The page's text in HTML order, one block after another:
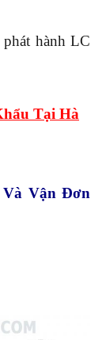
hành LC
Tại Hà
Vận Đơn